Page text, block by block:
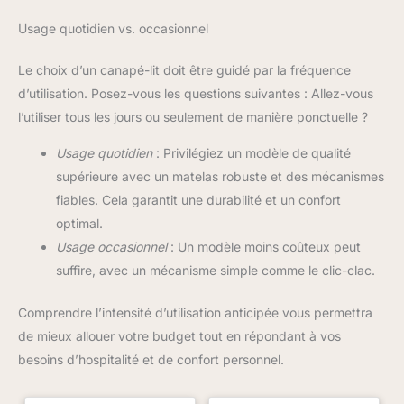
Usage quotidien vs. occasionnel
Le choix d’un canapé-lit doit être guidé par la fréquence
d’utilisation. Posez-vous les questions suivantes : Allez-vous
l’utiliser tous les jours ou seulement de manière ponctuelle ?
Usage quotidien: Privilégiez un modèle de qualité
supérieure avec un matelas robuste et des mécanismes
fiables. Cela garantit une durabilité et un confort
optimal.
Usage occasionnel: Un modèle moins coûteux peut
suffire, avec un mécanisme simple comme le clic-clac.
Comprendre l’intensité d’utilisation anticipée vous permettra
de mieux allouer votre budget tout en répondant à vos
besoins d’hospitalité et de confort personnel.